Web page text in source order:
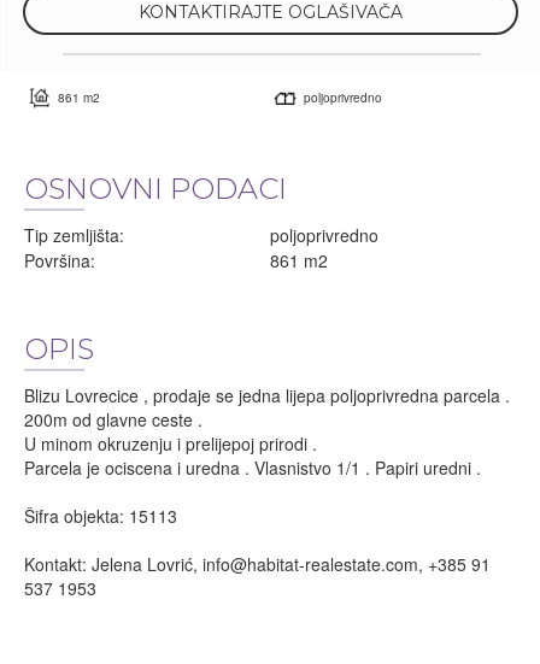
KONTAKTIRAJTE OGLAŠIVAČA
861 m2 poljoprivredno
OSNOVNI PODACI
Tip zemljišta:
poljoprivredno
Površina:
861 m2
OPIS
Blizu Lovrecice , prodaje se jedna lijepa poljoprivredna parcela .
200m od glavne ceste .
U minom okruzenju i prelijepoj prirodi .
Parcela je ociscena i uredna . Vlasnistvo 1/1 . Papiri uredni .
Šifra objekta: 15113
Kontakt: Jelena Lovrić, info@habitat-realestate.com, +385 91
537 1953